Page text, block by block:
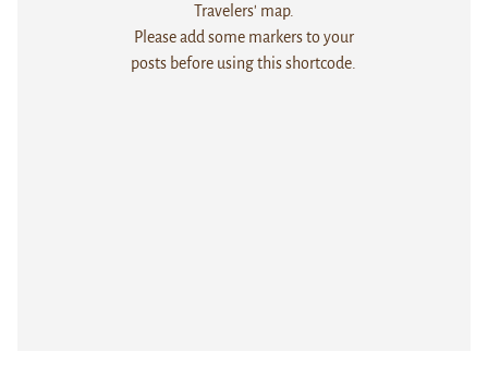
Travelers' map.
Please add some markers to your
posts before using this shortcode.